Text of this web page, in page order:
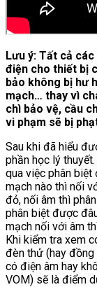
Lưu ý: Tất cả
điện cho thiết bị
bảo không bị hư
mạch… thay vì
chì bảo vệ, cầu
vi phạm sẽ bị
Sau khi đã hiểu
phần học lý
qua việc phân
mạch nào thì nối
đỏ, nối âm thì
phân biệt được
mạch nối với âm
Khi kiểm tra xem
đèn thử (hay đồng
có điện âm hay
VOM) sẽ là điểm